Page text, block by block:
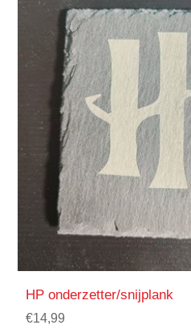
HP onderzetter/snijplank
€14,99